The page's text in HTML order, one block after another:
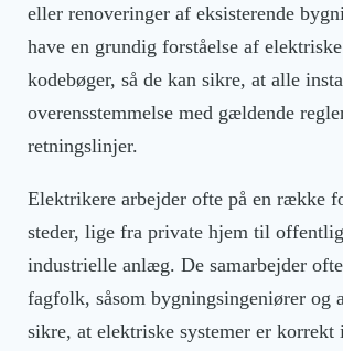
eller renoveringer af eksisterende
have en grundig forståelse af
kodebøger, så de kan sikre, at alle
overensstemmelse med gældende
retningslinjer.
Elektrikere arbejder ofte på en række
steder, lige fra private hjem til
industrielle anlæg. De samarbejder
fagfolk, såsom bygningsingeniører og
sikre, at elektriske systemer er korrekt